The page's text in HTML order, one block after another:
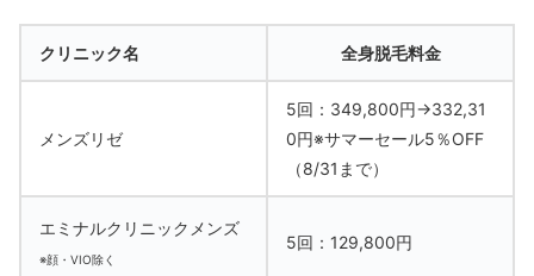
クリニック名 全身脱毛料金
メンズリゼ
5回：349,800円→332,31
0円※サマーセール5％OFF
（8/31まで）
エミナルクリニックメンズ
※顔・VIO除く
5回：129,800円